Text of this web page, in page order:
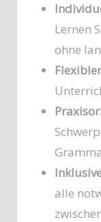
Lernen
ohne
alle